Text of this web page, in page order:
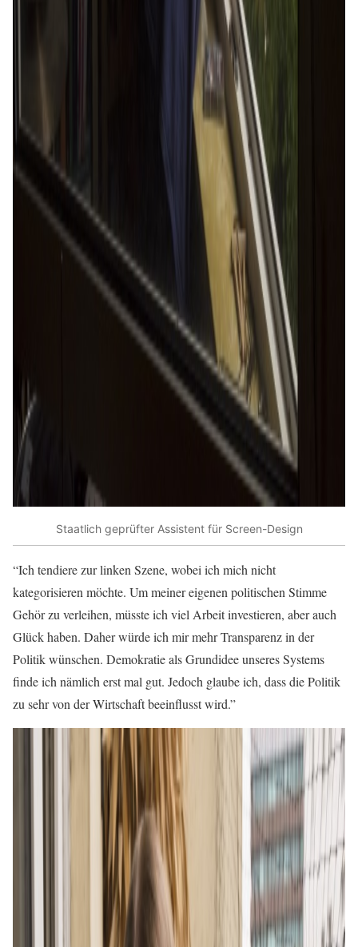
Staatlich geprüfter Assistent für Screen-Design
“Ich tendiere zur linken Szene, wobei ich mich nicht
kategorisieren möchte. Um meiner eigenen politischen Stimme
Gehör zu verleihen, müsste ich viel Arbeit investieren, aber auch
Glück haben. Daher würde ich mir mehr Transparenz in der
Politik wünschen. Demokratie als Grundidee unseres Systems
finde ich nämlich erst mal gut. Jedoch glaube ich, dass die Politik
zu sehr von der Wirtschaft beeinflusst wird.”